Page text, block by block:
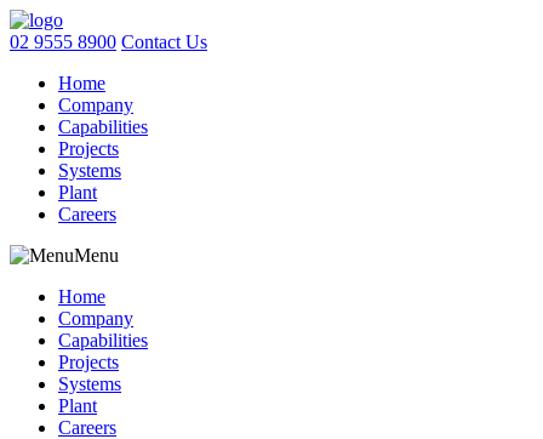
02 9555 8900 Contact Us
Home
Company
Capabilities
Projects
Systems
Plant
Careers
Menu
Home
Company
Capabilities
Projects
Systems
Plant
Careers